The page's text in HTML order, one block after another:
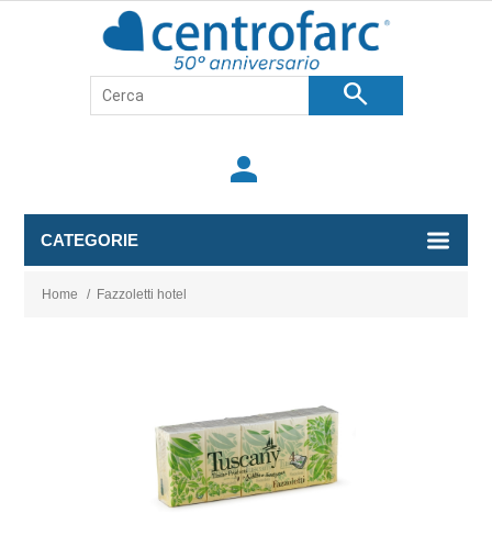
search
person
CATEGORIE
Home / Fazzoletti hotel